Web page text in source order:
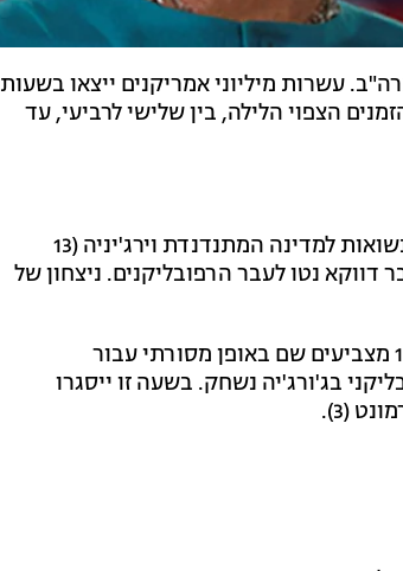
עשרות מיליוני אמריקנים ייצאו בשעות
הצפוי הלילה, בין שלישי לרביעי, עד
העיניים כולן יהיו נשואות למדינה המתנדנדת וירג'יניה (13
אך בעבר דווקא נטו לעבר הרפובליקנים. ניצחון של
גם ג'ורג'יה (16 אלקטורים) תרכז הרבה מתשומת הלב. מאז 1996 מצביעים שם באופן מסורתי עבור
בג'ורג'יה נשחק. בשעה זו ייסגרו